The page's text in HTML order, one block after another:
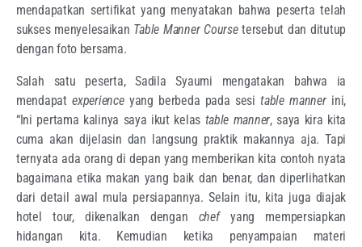
mendapatkan sertifikat yang menyatakan bahwa peserta telah
sukses menyelesaikan Table Manner Coursetersebut dan ditutup
dengan foto bersama.
Salah satu peserta, Sadila Syaumi mengatakan bahwa ia
mendapatexperience yang berbeda pada sesitable manner ini,
“Ini pertama kalinya saya ikut kelas table manner, saya kira kita
cuma akan dijelasin dan langsung praktik makannya aja. Tapi
ternyata ada orang di depan yang memberikan kita contoh nyata
bagaimana etika makan yang baik dan benar, dan diperlihatkan
dari detail awal mula persiapannya. Selain itu, kita juga diajak
hotel tour, dikenalkan dengan chefyang mempersiapkan
hidangan kita. Kemudian ketika penyampaian materi